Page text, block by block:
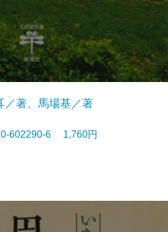
／著、馬場基／著
602290-6 1,760円